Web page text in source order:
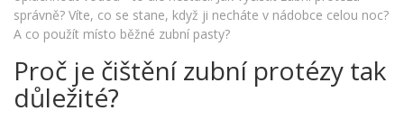
správně? Víte, co se stane, když ji necháte v nádobce celou noc?
A co použít místo běžné zubní pasty?
Proč je čištění zubní protézy tak
důležité?